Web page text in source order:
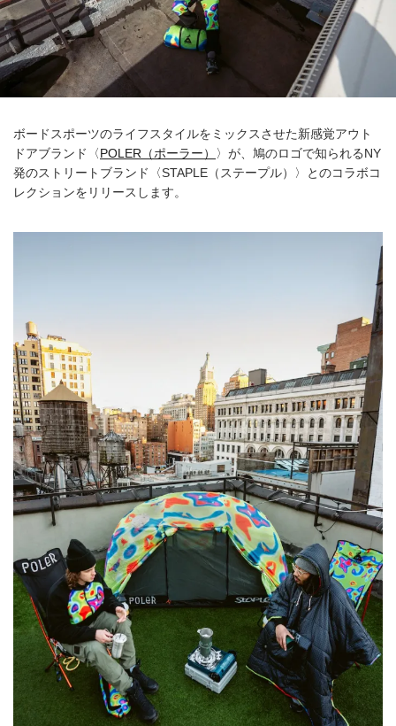
ボードスポーツのライフスタイルをミックスさせた新感覚アウト
ドアブランド〈POLER（ポーラー）
〉が、鳩のロゴで知られるNY
発のストリートブランド〈STAPLE（ステープル）〉とのコラボコ
レクションをリリースします。